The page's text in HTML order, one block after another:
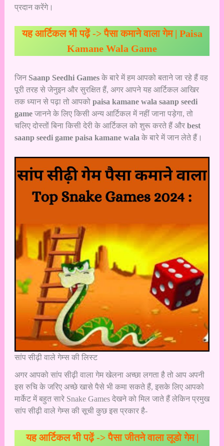
प्रदान करेंगे।
यह आर्टिकल भी पढ़ें ->पैसा कमाने वाला गेम | Paisa
Kamane Wala Game
जिन Saanp Seedhi Gamesके बारे में हम आपको बताने जा रहे हैं वह
पूरी तरह से जेनुइन और सुरक्षित हैं, अगर आपने यह आर्टिकल आखिर
तक ध्यान से पढ़ा तो आपको paisa kamane wala saanp seedi
gameजानने के लिए किसी अन्य आर्टिकल में नहीं जाना पड़ेगा, तो
चलिए दोस्तों बिना किसी देरी के आर्टिकल को शुरू करते हैं और best
saanp seedi game paisa kamane wala के बारे में जान लेते हैं।
सांप सीढ़ी वाले गेम्स की लिस्ट
अगर आपको सांप सीढ़ी वाला गेम खेलना अच्छा लगता है तो आप अपनी
इस रुचि के जरिए अच्छे खासे पैसे भी कमा सकते हैं, इसके लिए आपको
मार्केट में बहुत सारे Snake Games देखने को मिल जाते हैं लेकिन प्रमुख
सांप सीढ़ी वाले गेम्स की सूची कुछ इस प्रकार है-
यह आर्टिकल भी पढ़ें ->पैसा जीतने वाला लूडो गेम |